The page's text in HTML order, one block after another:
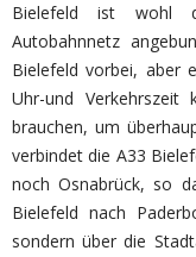
Bielefeld ist wohl
Autobahnnetz
Bielefeld vorbei, aber
Uhr-und
brauchen, um
verbindet die A33
noch Osnabrück, so
Bielefeld nach
sondern über die